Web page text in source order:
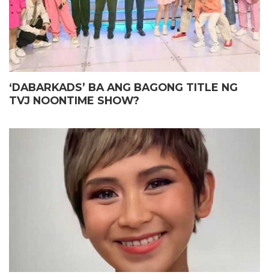
‘DABARKADS’ BA ANG BAGONG TITLE NG
TVJ NOONTIME SHOW?